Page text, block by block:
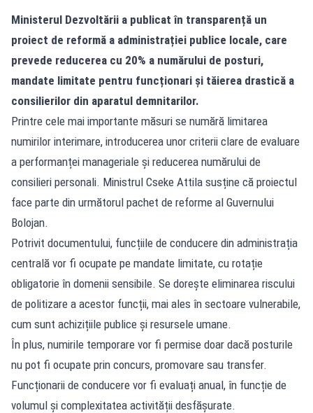
Ministerul Dezvoltării a publicat în transparență un
proiect de reformă a administrației publice locale, care
prevede reducerea cu 20% a numărului de posturi,
mandate limitate pentru funcționari și tăierea drastică a
consilierilor din aparatul demnitarilor.
Printre cele mai importante măsuri se numără limitarea
numirilor interimare, introducerea unor criterii clare de evaluare
a performanței manageriale și reducerea numărului de
consilieri personali. Ministrul Cseke Attila susține că proiectul
face parte din următorul pachet de reforme al Guvernului
Bolojan.
Potrivit documentului, funcțiile de conducere din administrația
centrală vor fi ocupate pe mandate limitate, cu rotație
obligatorie în domenii sensibile. Se dorește eliminarea riscului
de politizare a acestor funcții, mai ales în sectoare vulnerabile,
cum sunt achizițiile publice și resursele umane.
În plus, numirile temporare vor fi permise doar dacă posturile
nu pot fi ocupate prin concurs, promovare sau transfer.
Funcționarii de conducere vor fi evaluați anual, în funcție de
volumul și complexitatea activității desfășurate.